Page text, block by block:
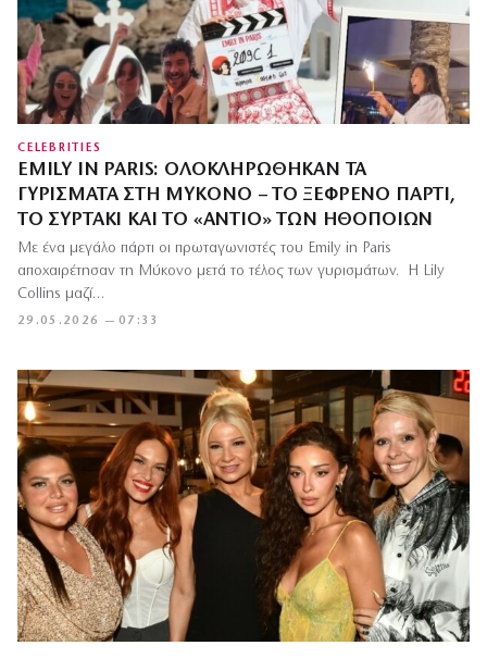
CELEBRITIES
EMILY IN PARIS: ΟΛΟΚΛΗΡΏΘΗΚΑΝ ΤΑ
ΓΥΡΊΣΜΑΤΑ ΣΤΗ ΜΎΚΟΝΟ – ΤΟ ΞΈΦΡΕΝΟ ΠΆΡΤΙ,
ΤΟ ΣΥΡΤΆΚΙ ΚΑΙ ΤΟ «ΑΝΤΊΟ» ΤΩΝ ΗΘΟΠΟΙΏΝ
29.05.2026 — 07:33
Με ένα μεγάλο πάρτι οι πρωταγωνιστές του Emily in Paris
αποχαιρέτησαν τη Μύκονο μετά το τέλος των γυρισμάτων. Η Lily
Collins μαζί…